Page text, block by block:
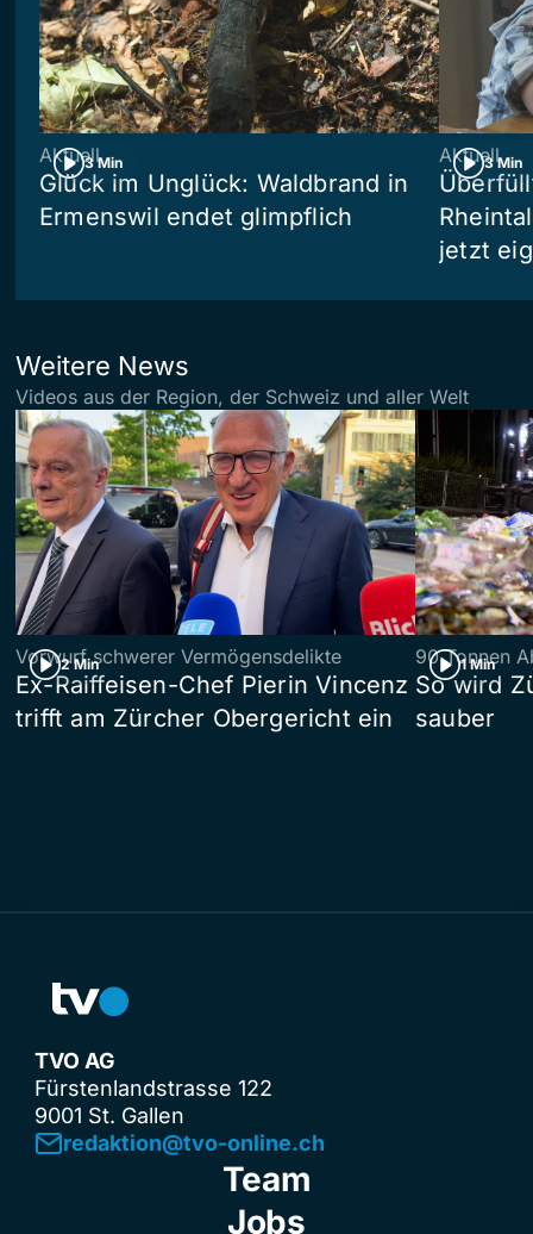
3 Min
Aktuell
Glück im Unglück: Waldbrand in
Ermenswil endet glimpflich
3 Min
Aktuell
jetzt
Weitere News
Videos aus der Region, der Schweiz und aller Welt
2 Min
Vorwurf schwerer Vermögensdelikte
Ex-Raiffeisen-Chef Pierin Vincenz
trifft am Zürcher Obergericht ein
1 Min
90 Tonnen
So wird
sauber
TVO AG
Fürstenlandstrasse 122
9001 St. Gallen
redaktion@tvo-online.ch
Team
Jobs